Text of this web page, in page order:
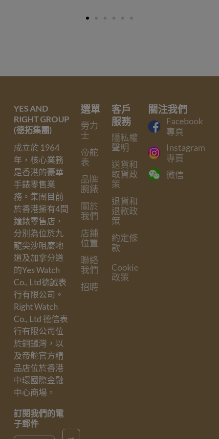
選單
勞力
士
帝舵
表
品牌
腕錶
關於
我們
店鋪
位置
聯絡
我們
招聘
客戶
服務
隱私權
聲明
送貨和
取貨政
策
退貨和
退款政
策
約定條
款
Cookie
政策
關注我們
Facebook
專頁
Instagram
專頁
微信
YES AND
RIGHT GROUP
(德拓集團)
成立於 1964
年，核心業務
是香港的豪華
手錶零售業
務。集團目前
於香港擁有4間
鐘錶零售店，
分別為位於九
龍尖沙咀麼地
道及加拿分道
的Yes Watch
Co., Ltd德誠表
行有限公司。
Right Watch
Co., Ltd 德信表
行有限公司位
於銅鑼灣，以
及帝舵官方精
品店位於香港
中環國際金融
中心商場。
訂閱我們的電
子郵件
Email